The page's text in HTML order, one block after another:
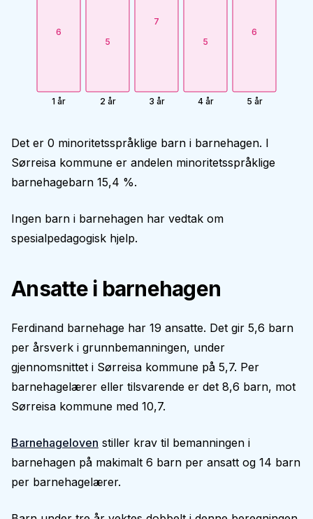
6
1 år
5
2 år
7
3 år
5
4 år
6
5 år
Det er 0 minoritetsspråklige barn i barnehagen. I
Sørreisa kommune er andelen minoritetsspråklige
barnehagebarn 15,4 %.
Ingen barn i barnehagen har vedtak om
spesialpedagogisk hjelp.
Ansatte i barnehagen
Ferdinand barnehage har 19 ansatte. Det gir 5,6 barn
per årsverk i grunnbemanningen, under
gjennomsnittet i Sørreisa kommune på 5,7. Per
barnehagelærer eller tilsvarende er det 8,6 barn, mot
Sørreisa kommune med 10,7.
Barnehageloven stiller krav til bemanningen i
barnehagen på makimalt 6 barn per ansatt og 14 barn
per barnehagelærer.